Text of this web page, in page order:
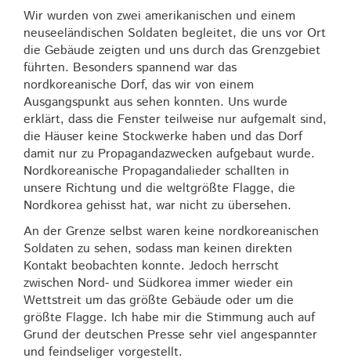
Wir wurden von zwei amerikanischen und einem
neuseeländischen Soldaten begleitet, die uns vor Ort
die Gebäude zeigten und uns durch das Grenzgebiet
führten. Besonders spannend war das
nordkoreanische Dorf, das wir von einem
Ausgangspunkt aus sehen konnten. Uns wurde
erklärt, dass die Fenster teilweise nur aufgemalt sind,
die Häuser keine Stockwerke haben und das Dorf
damit nur zu Propagandazwecken aufgebaut wurde.
Nordkoreanische Propagandalieder schallten in
unsere Richtung und die weltgrößte Flagge, die
Nordkorea gehisst hat, war nicht zu übersehen.
An der Grenze selbst waren keine nordkoreanischen
Soldaten zu sehen, sodass man keinen direkten
Kontakt beobachten konnte. Jedoch herrscht
zwischen Nord- und Südkorea immer wieder ein
Wettstreit um das größte Gebäude oder um die
größte Flagge. Ich habe mir die Stimmung auch auf
Grund der deutschen Presse sehr viel angespannter
und feindseliger vorgestellt.